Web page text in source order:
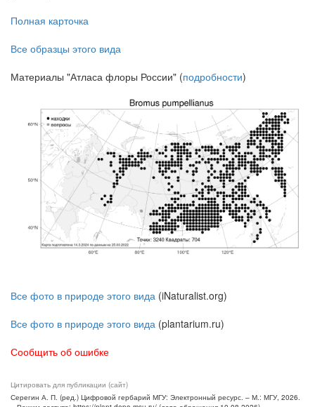
Полная карточка
Все образцы этого вида
Материалы "Атласа флоры России" (подробности)
Все фото в природе этого вида (iNaturalist.org)
Все фото в природе этого вида (plantarium.ru)
Сообщить об ошибке
Цитировать для публикации (сайт)
Серегин А. П. (ред.) Цифровой гербарий МГУ: Электронный ресурс. – М.: МГУ, 2026.